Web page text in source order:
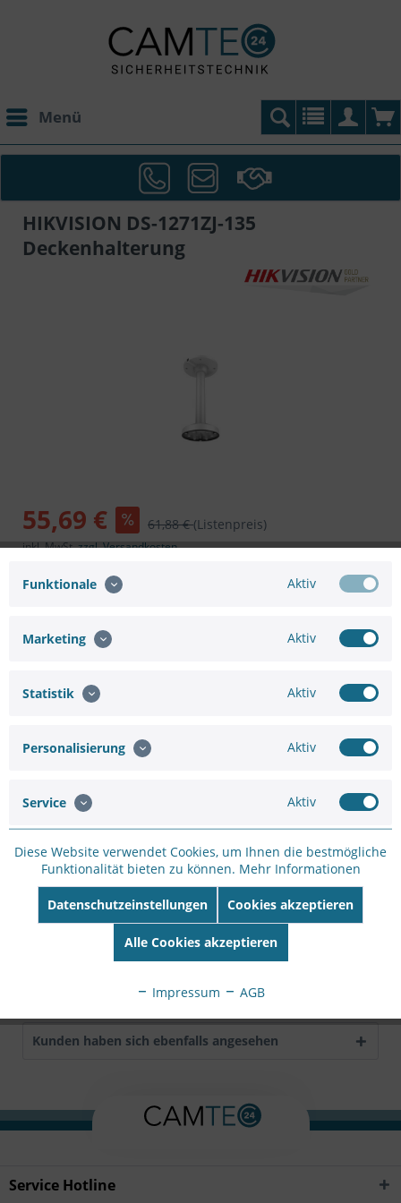
Menü
HIKVISION DS-1271ZJ-135
Deckenhalterung
55,69 € 61,88 €(Listenpreis)
inkl. MwSt.zzgl. Versandkosten
Hersteller:
Hersteller Artikel-
Nr:
DS-1271ZJ-135
EAN:
6954273611415
Beschreibung
Hik white Aluminum alloy 135×545mmmehr
Bewertungen lesen, schreiben und diskutieren...
Kunden haben sich ebenfalls angesehen
Service Hotline
Funktionale Aktiv
Marketing Aktiv
Statistik Aktiv
Personalisierung Aktiv
Service Aktiv
Diese Website verwendet Cookies, um Ihnen die bestmögliche
Funktionalität bieten zu können. Mehr Informationen
Datenschutzeinstellungen Cookies akzeptieren
Alle Cookies akzeptieren
Impressum AGB